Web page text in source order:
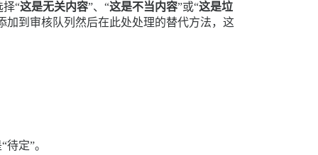
择“这是无关内容”、“这是不当内容”或“这是垃
加到审核队列然后在此处处理的替代方法，这
定”。